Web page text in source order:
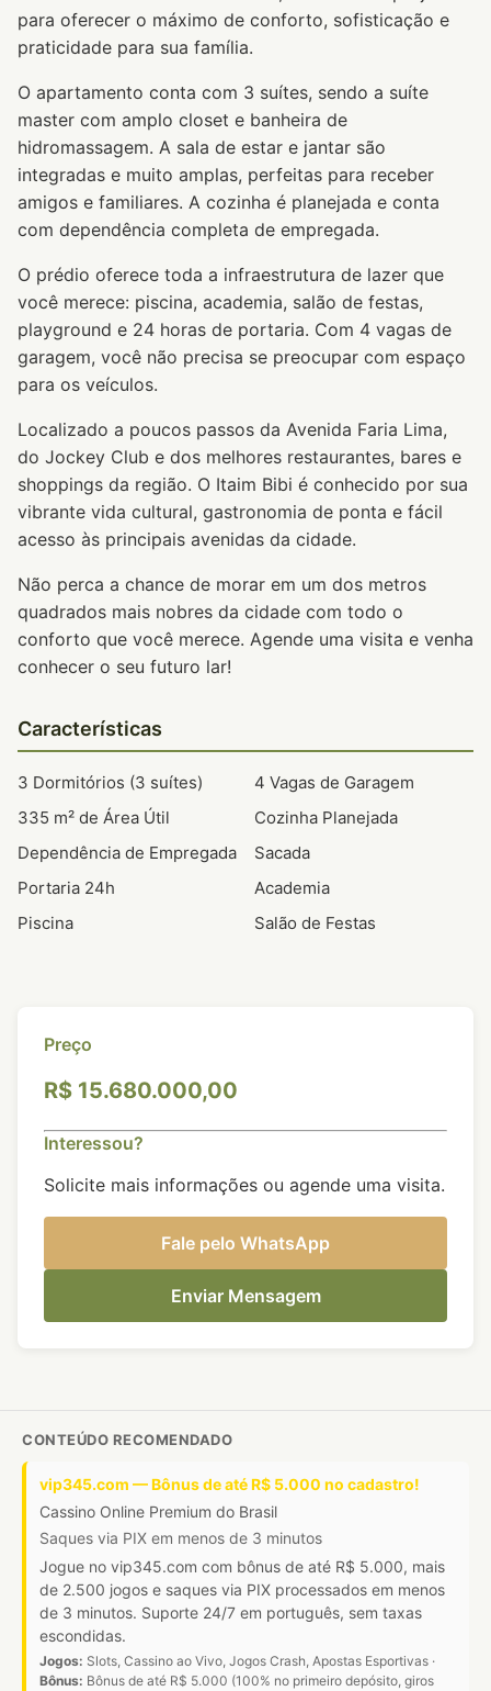
para oferecer o máximo de conforto, sofisticação e
praticidade para sua família.
O apartamento conta com 3 suítes, sendo a suíte
master com amplo closet e banheira de
hidromassagem. A sala de estar e jantar são
integradas e muito amplas, perfeitas para receber
amigos e familiares. A cozinha é planejada e conta
com dependência completa de empregada.
O prédio oferece toda a infraestrutura de lazer que
você merece: piscina, academia, salão de festas,
playground e 24 horas de portaria. Com 4 vagas de
garagem, você não precisa se preocupar com espaço
para os veículos.
Localizado a poucos passos da Avenida Faria Lima,
do Jockey Club e dos melhores restaurantes, bares e
shoppings da região. O Itaim Bibi é conhecido por sua
vibrante vida cultural, gastronomia de ponta e fácil
acesso às principais avenidas da cidade.
Não perca a chance de morar em um dos metros
quadrados mais nobres da cidade com todo o
conforto que você merece. Agende uma visita e venha
conhecer o seu futuro lar!
Características
3 Dormitórios (3 suítes)
4 Vagas de Garagem
335 m² de Área Útil
Cozinha Planejada
Dependência de Empregada
Sacada
Portaria 24h
Academia
Piscina
Salão de Festas
Preço
R$ 15.680.000,00
Interessou?
Solicite mais informações ou agende uma visita.
Fale pelo WhatsApp
Enviar Mensagem
CONTEÚDO RECOMENDADO
vip345.com — Bônus de até R$ 5.000 no cadastro!
Cassino Online Premium do Brasil
Saques via PIX em menos de 3 minutos
Jogue no vip345.com com bônus de até R$ 5.000, mais
de 2.500 jogos e saques via PIX processados em menos
de 3 minutos. Suporte 24/7 em português, sem taxas
escondidas.
Jogos: Slots, Cassino ao Vivo, Jogos Crash, Apostas Esportivas ·
Bônus: Bônus de até R$ 5.000 (100% no primeiro depósito, giros